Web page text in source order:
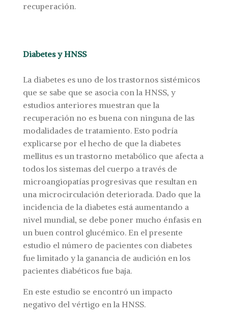
recuperación.
Diabetes y HNSS
La diabetes es uno de los trastornos sistémicos
que se sabe que se asocia con la HNSS, y
estudios anteriores muestran que la
recuperación no es buena con ninguna de las
modalidades de tratamiento. Esto podría
explicarse por el hecho de que la diabetes
mellitus es un trastorno metabólico que afecta a
todos los sistemas del cuerpo a través de
microangiopatías progresivas que resultan en
una microcirculación deteriorada. Dado que la
incidencia de la diabetes está aumentando a
nivel mundial, se debe poner mucho énfasis en
un buen control glucémico. En el presente
estudio el número de pacientes con diabetes
fue limitado y la ganancia de audición en los
pacientes diabéticos fue baja.
En este estudio se encontró un impacto
negativo del vértigo en la HNSS.